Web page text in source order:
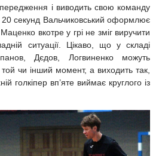
і виводить свою команду
секунд Вальчиковський оформлює
вкотре у грі не зміг виручити
ситуації. Цікаво, що у складі
Дєдов, Логвиненко можуть
той чи інший момент, а виходить так,
голкіпер вп’яте виймає круглого із